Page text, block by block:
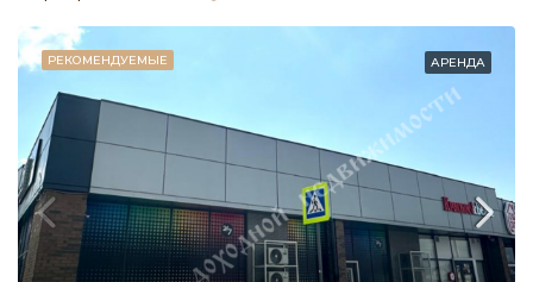
РЕКОМЕНДУЕМЫЕ АРЕНДА